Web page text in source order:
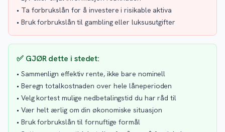
• Ta forbrukslån for å investere i risikable aktiva
• Bruk forbrukslån til gambling eller luksusutgifter
✅ GJØR dette i stedet:
• Sammenlign effektiv rente, ikke bare nominell
• Beregn totalkostnaden over hele låneperioden
• Velg kortest mulige nedbetalingstid du har råd til
• Vær helt ærlig om din økonomiske situasjon
• Bruk forbrukslån til fornuftige formål